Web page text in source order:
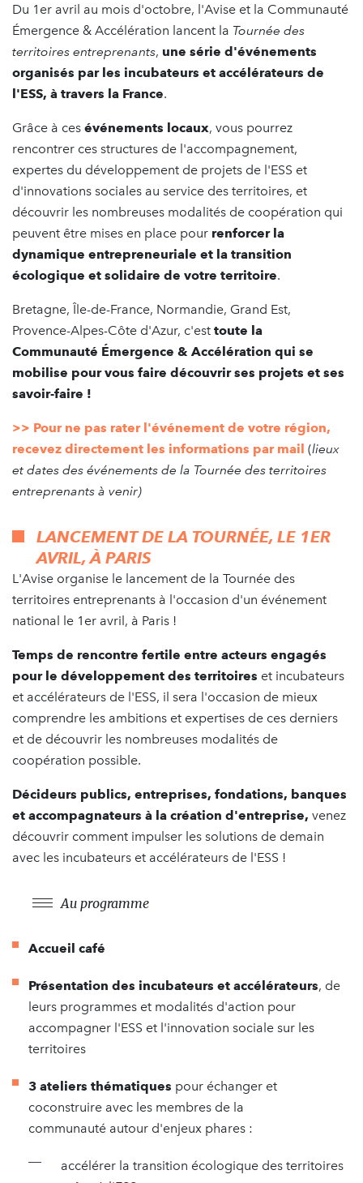
Du 1er avril au mois d'octobre, l'Avise et la Communauté
Émergence & Accélération lancent la Tournée des
territoires entreprenants, une série d'événements
organisés par les incubateurs et accélérateurs de
l'ESS, à travers la France.
Grâce à ces événements locaux, vous pourrez
rencontrer ces structures de l'accompagnement,
expertes du développement de projets de l'ESS et
d'innovations sociales au service des territoires, et
découvrir les nombreuses modalités de coopération qui
peuvent être mises en place pour renforcer la
dynamique entrepreneuriale et la transition
écologique et solidaire de votre territoire.
Bretagne, Île-de-France, Normandie, Grand Est,
Provence-Alpes-Côte d'Azur, c'est toute la
Communauté Émergence & Accélération qui se
mobilise pour vous faire découvrir ses projets et ses
savoir-faire !
>> Pour ne pas rater l'événement de votre région,
recevez directement les informations par mail (lieux
et dates des événements de la Tournée des territoires
entreprenants à venir)
LANCEMENT DE LA TOURNÉE, LE 1ER
AVRIL, À PARIS
L'Avise organise le lancement de la Tournée des
territoires entreprenants à l'occasion d'un événement
national le 1er avril, à Paris !
Temps de rencontre fertile entre acteurs engagés
pour le développement des territoires et incubateurs
et accélérateurs de l'ESS, il sera l'occasion de mieux
comprendre les ambitions et expertises de ces derniers
et de découvrir les nombreuses modalités de
coopération possible.
Décideurs publics, entreprises, fondations, banques
et accompagnateurs à la création d'entreprise, venez
découvrir comment impulser les solutions de demain
avec les incubateurs et accélérateurs de l'ESS !
Au programme
Accueil café
Présentation des incubateurs et accélérateurs, de
leurs programmes et modalités d'action pour
accompagner l'ESS et l'innovation sociale sur les
territoires
3 ateliers thématiques pour échanger et
coconstruire avec les membres de la
communauté autour d'enjeux phares :
accélérer la transition écologique des territoires